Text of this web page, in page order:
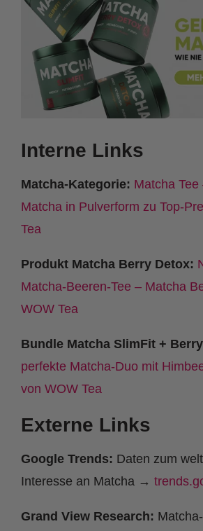
Interne Links
Matcha-Kategorie: Matcha
Matcha in Pulverform zu Top-
Tea
Produkt Matcha Berry Detox:
Matcha-Beeren-Tee – Matcha
WOW Tea
Bundle Matcha SlimFit +
perfekte Matcha-Duo mit
von WOW Tea
Externe Links
Google Trends: Daten zum
Interesse an Matcha →
Grand View Research: